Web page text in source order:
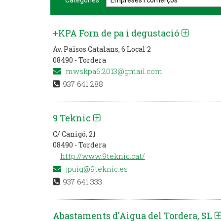
+KPA Forn de pa i degustació
Av. Països Catalans, 6 Local 2
08490 - Tordera
mwskpa6.2013@gmail.com
937 641 288
9 Teknic
C/ Canigó, 21
08490 - Tordera
http://www.9teknic.cat/
jpuig@9teknic.es
937 641 333
Abastaments d'Aigua del Tordera, SL